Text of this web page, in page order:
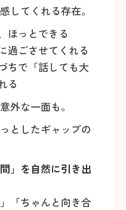
してくれる存在。
ほっとできる
過ごさせてくれる
ちで「話しても大
る
外な一面も。
としたギャップの
」を自然に引き出
「ちゃんと向き合